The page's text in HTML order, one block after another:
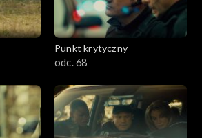
Punkt krytyczny
odc. 68